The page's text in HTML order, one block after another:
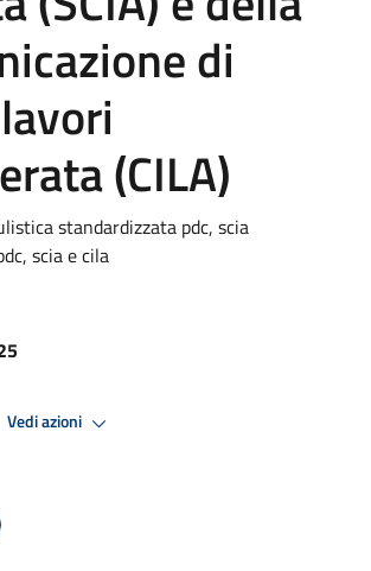
di
(CILA)
standardizzata pdc, scia
scia e cila
Vedi azioni